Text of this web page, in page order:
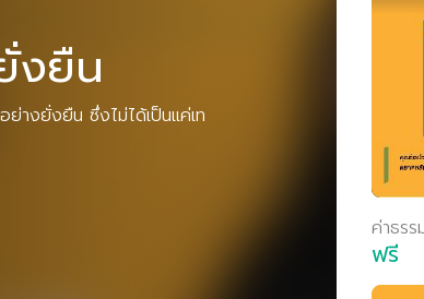
งยืน
างยั่งยืน ซึ่งไม่ได้เป็นแค่เท
ค่าธรร
ฟรี